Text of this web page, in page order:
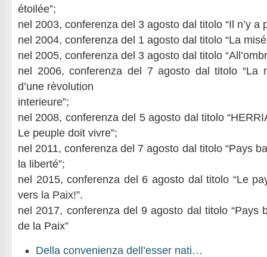
étoilée”;
nel 2003, conferenza del 3 agosto dal titolo “Il n’y a
nel 2004, conferenza del 1 agosto dal titolo “La
nel 2005, conferenza del 3 agosto dal titolo
nel 2006, conferenza del 7 agosto dal titolo “La
d’une rèvolution
interieure”;
nel 2008, conferenza del 5 agosto dal titolo
Le peuple doit vivre”;
nel 2011, conferenza del 7 agosto dal titolo “Pays
la liberté”;
nel 2015, conferenza del 6 agosto dal titolo “Le
vers la Paix!”.
nel 2017, conferenza del 9 agosto dal titolo “Pays
de la Paix”
Della convenienza dell’esser nati…